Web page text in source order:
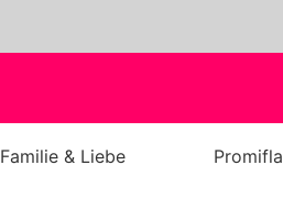
Familie & Liebe